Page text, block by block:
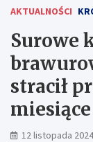
AKTUALNOŚCI
Surowe
stracił
miesiące
12 listopada 2024